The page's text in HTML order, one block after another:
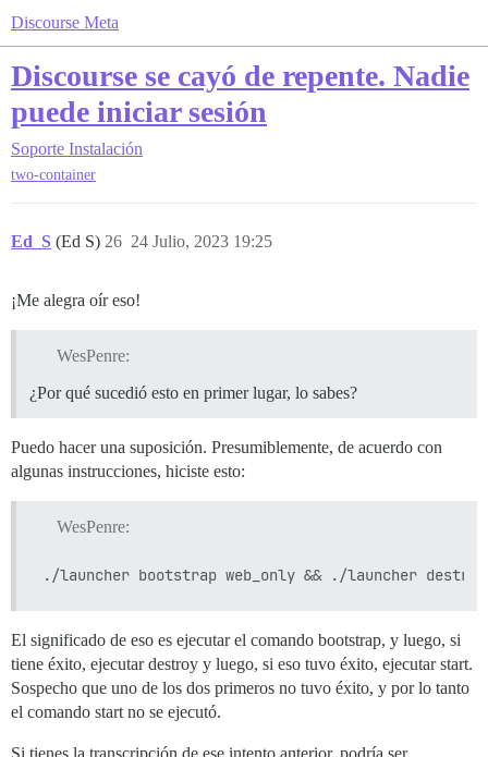
Discourse Meta
Discourse se cayó de repente. Nadie
puede iniciar sesión
Soporte Instalación
two-container
Ed_S (Ed S) 24 Julio, 2023 19:25
26
¡Me alegra oír eso!
WesPenre:
¿Por qué sucedió esto en primer lugar, lo sabes?
Puedo hacer una suposición. Presumiblemente, de acuerdo con
algunas instrucciones, hiciste esto:
WesPenre:
El significado de eso es ejecutar el comando bootstrap, y luego, si
tiene éxito, ejecutar destroy y luego, si eso tuvo éxito, ejecutar start.
Sospecho que uno de los dos primeros no tuvo éxito, y por lo tanto
el comando start no se ejecutó.
Si tienes la transcripción de ese intento anterior, podría ser